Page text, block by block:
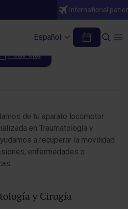
International
Español
Pedir cita
de tu aparato locomotor
en Traumatología y
a recuperar la movilidad
enfermedades o
y Cirugía